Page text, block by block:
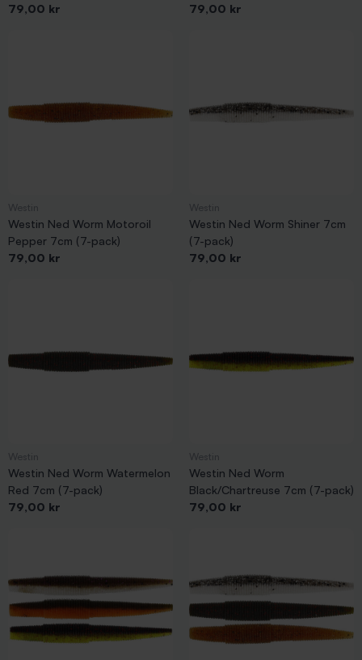
Pris
79,00 kr
Pris
79,00 kr
Westin Ned Worm Motoroil
Pepper 7cm (7-pack)
Pris
79,00 kr
Westin Ned Worm Shiner 7cm
(7-pack)
Pris
79,00 kr
Westin Ned Worm Watermelon
Red 7cm (7-pack)
Pris
79,00 kr
Westin Ned Worm
Black/Chartreuse 7cm (7-pack)
Pris
79,00 kr